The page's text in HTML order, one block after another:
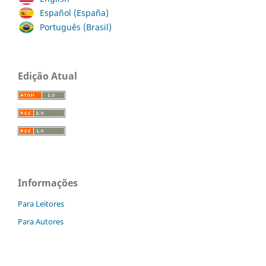
Español (España)
Português (Brasil)
Edição Atual
Informações
Para Leitores
Para Autores